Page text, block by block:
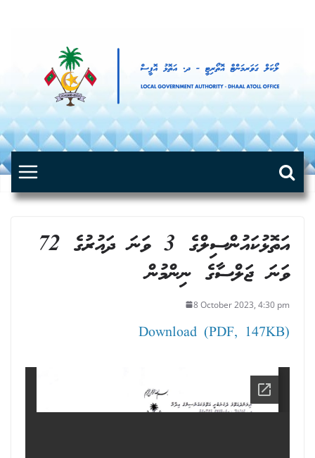
އަތޮޅުކައުންސިލްގެ 3 ވަނަ ދައުރުގެ 72
ވަނަ ޖަލްސާގެ ނިންމުން
8 October 2023, 4:30 pm
Download (PDF, 147KB)